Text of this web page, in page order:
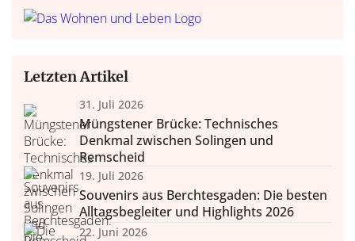
Letzten Artikel
31. Juli 2026
Müngstener Brücke: Technisches
Denkmal zwischen Solingen und
Remscheid
19. Juli 2026
Souvenirs aus Berchtesgaden: Die besten
Alltagsbegleiter und Highlights 2026
22. Juni 2026